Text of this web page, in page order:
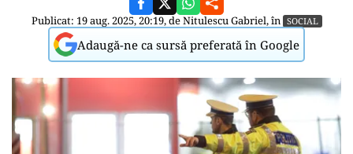
Publicat: 19 aug. 2025, 20:19, deNitulescu Gabriel, în SOCIAL
Adaugă-ne ca sursă preferată în Google